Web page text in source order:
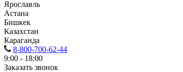
Ярославль
Астана
Бишкек
Казахстан
Караганда
8-800-700-62-44
9:00 - 18:00
Заказать звонок